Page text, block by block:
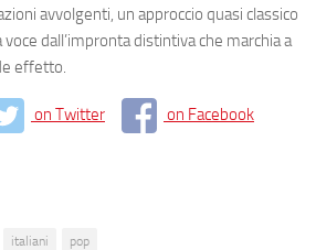
avvolgenti, un approccio quasi classico
dall’impronta distintiva che marchia a
effetto.
on Twitter on Facebook
italiani pop